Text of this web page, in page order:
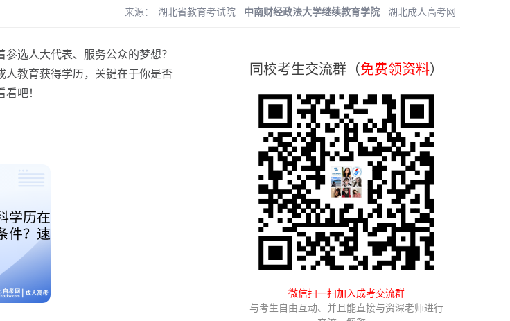
来源： 湖北省教育考试院 中南财经政法大学继续教育学院 湖北成人高考网
选人大代表、服务公众的梦想？
教育获得学历，关键在于你是否
吧！
同校考生交流群（免费领资料）
微信扫一扫加入成考交流群
与考生自由互动、并且能直接与资深老师进行